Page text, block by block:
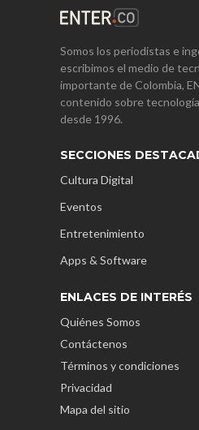
Somos los periodistas e
escribimos el medio de
importante de Colombia,
contenido sobre
desde 1996.
SECCIONES
Cultura Digital
Eventos
Entretenimiento
Apps & Software
ENLACES DE INTERÉS
Quiénes Somos
Contáctenos
Términos y condiciones
Privacidad
Mapa del sitio